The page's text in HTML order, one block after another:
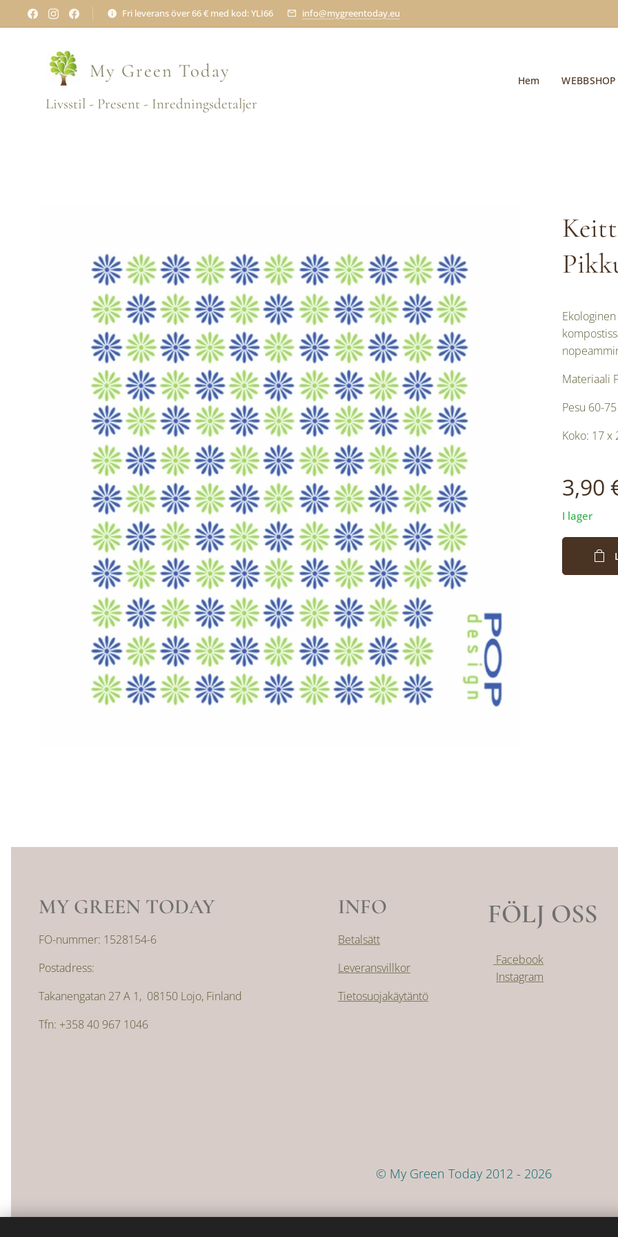
Fri leverans över 66 € med kod: YLI66 info@mygreentoday.eu
My Green Today
Livsstil - Present - Inredningsdetaljer
Hem WEBBSHOP
Materiaali
Pesu 60-
Koko: 17 x
3,90
I lager
MY GREEN TODAY
FO-nummer: 1528154-6
Postadress:
Takanengatan 27 A 1, 08150 Lojo, Finland
Tfn: +358 40 967 1046
INFO
Betalsätt
Leveransvillkor
Tietosuojakäytäntö
FÖLJ OSS
Facebook
Instagram
© My Green Today 2012 - 2026